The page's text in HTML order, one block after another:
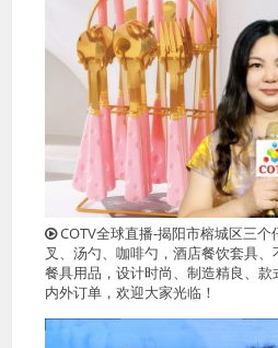
COTV全球直播-揭阳市榕城区三
叉、汤勺、咖啡勺，酒店餐饮套具
餐具用品，设计时尚、制造精良、
内外订单，欢迎大家光临！